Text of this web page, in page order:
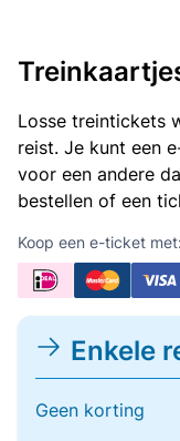
Losse treintickets
reist. Je kunt een
voor een andere
bestellen of een
Koop een e-ticket met:
Enkele
Geen korting